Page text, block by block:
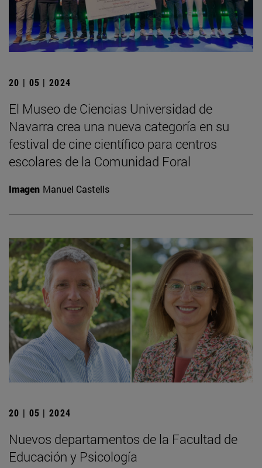
20 | 05 | 2024
El Museo de Ciencias Universidad de
Navarra crea una nueva categoría en su
festival de cine científico para centros
escolares de la Comunidad Foral
Imagen Manuel Castells
20 | 05 | 2024
Nuevos departamentos de la Facultad de
Educación y Psicología